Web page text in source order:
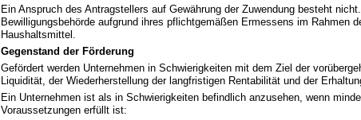
Ein Anspruch des Antragstellers auf Gewährung der Zuwendung besteht
Bewilligungsbehörde aufgrund ihres pflichtgemäßen Ermessens im Rahmen
Haushaltsmittel.
Gegenstand der Förderung
Gefördert werden Unternehmen in Schwierigkeiten mit dem Ziel der
Liquidität, der Wiederherstellung der langfristigen Rentabilität und der
Ein Unternehmen ist als in Schwierigkeiten befindlich anzusehen, wenn
Voraussetzungen erfüllt ist: